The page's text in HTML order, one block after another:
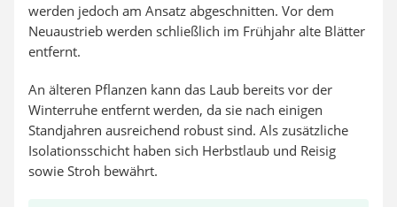
werden jedoch am Ansatz abgeschnitten. Vor dem
Neuaustrieb werden schließlich im Frühjahr alte Blätter
entfernt.
An älteren Pflanzen kann das Laub bereits vor der
Winterruhe entfernt werden, da sie nach einigen
Standjahren ausreichend robust sind. Als zusätzliche
Isolationsschicht haben sich Herbstlaub und Reisig
sowie Stroh bewährt.